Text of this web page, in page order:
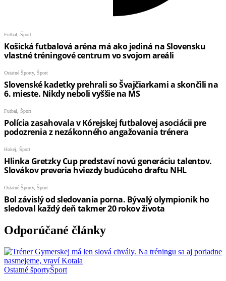
Odporúčané články
Ostatné športyŠport